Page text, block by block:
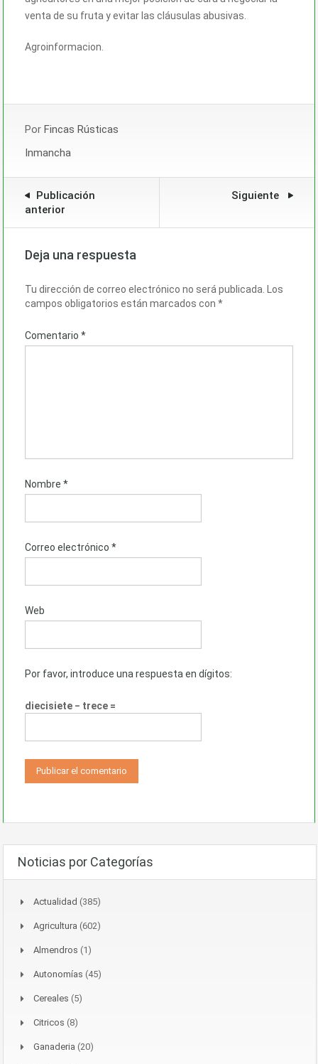
venta de su fruta y evitar las cláusulas abusivas.
Agroinformacion.
Por Fincas Rústicas
Inmancha
Publicación
anterior
Siguiente
Deja una respuesta
Tu dirección de correo electrónico no será publicada. Los
campos obligatorios están marcados con *
Comentario *
Nombre *
Correo electrónico *
Web
Por favor, introduce una respuesta en dígitos:
diecisiete − trece =
Noticias por Categorías
Actualidad (385)
Agricultura (602)
Almendros (1)
Autonomías (45)
Cereales (5)
Citricos (8)
Ganaderia (20)